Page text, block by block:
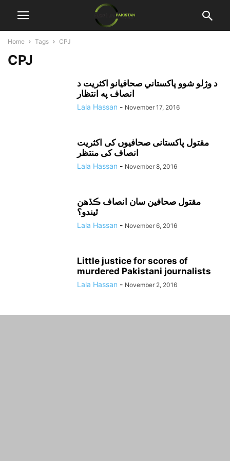
Home Tags CPJ
CPJ
د وژلو شوو پاکستاني صحافيانو اکثريت د
انصاف په انتظار
Lala Hassan - November 17, 2016
مقتول پاکستانی صحافیوں کی اکثریت
انصاف کی منتظر
Lala Hassan - November 8, 2016
مقتول صحافين سان انصاف ڪڏهن
ٿيندو؟
Lala Hassan - November 6, 2016
Little justice for scores of
murdered Pakistani journalists
Lala Hassan - November 2, 2016